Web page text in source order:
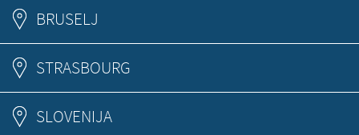
BRUSELJ
STRASBOURG
SLOVENIJA